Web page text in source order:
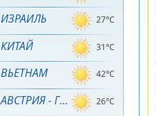
27°C
ИЗРАИЛЬ
31°C
КИТАЙ
42°C
ВЬЕТНАМ
26°C
АВСТРИЯ - ГОРНЫЕ ЛЫЖИ!